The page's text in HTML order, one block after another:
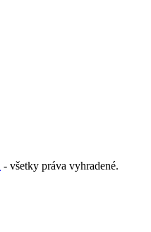
- všetky práva vyhradené.